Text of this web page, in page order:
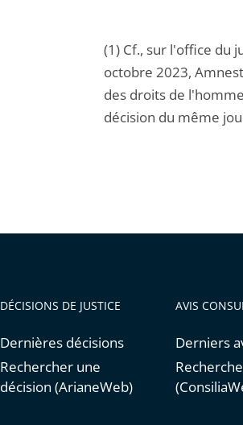
(1) Cf., sur l'office du
octobre 2023,
des droits de
décision du même
DÉCISIONS DE JUSTICE
Dernières décisions
Rechercher une
décision (ArianeWeb)
AVIS
Derniers